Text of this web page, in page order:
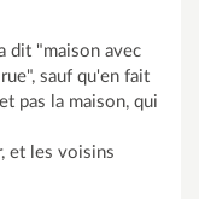
dit "maison avec
sauf qu'en fait
pas la maison, qui
et les voisins